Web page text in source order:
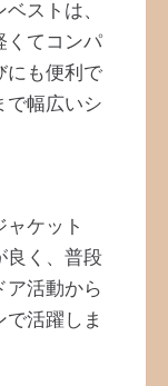
ストは、
くてコンパ
にも便利で
で幅広いシ
ケット
良く、普段
ア活動から
で活躍しま